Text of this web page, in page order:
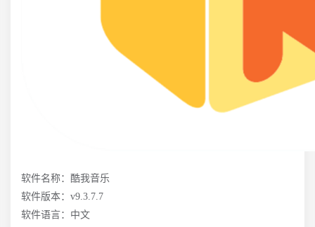
软件名称：酷我音乐
软件版本：v9.3.7.7
软件语言：中文